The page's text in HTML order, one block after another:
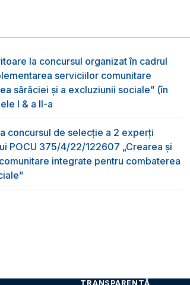
la concursul organizat în cadrul
serviciilor comunitare
sărăciei și a excluziunii sociale” (în
I & a II-a
concursul de selecție a 2 experți
POCU 375/4/22/122607 „Crearea și
integrate pentru combaterea
TRANSPARENȚĂ